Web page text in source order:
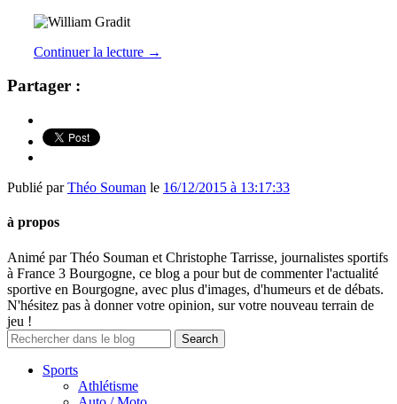
Continuer la lecture →
Partager :
Publié parThéo Souman le 16/12/2015 à 13:17:33
à propos
Animé par Théo Souman et Christophe Tarrisse, journalistes sportifs
à France 3 Bourgogne, ce blog a pour but de commenter l'actualité
sportive en Bourgogne, avec plus d'images, d'humeurs et de débats.
N'hésitez pas à donner votre opinion, sur votre nouveau terrain de
jeu !
Sports
Athlétisme